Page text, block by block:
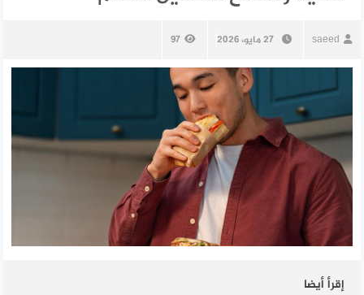
saeed 27 مايو، 2026 97
إقرأ أيضا